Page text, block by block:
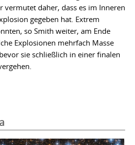
vermutet daher, dass es im Inneren
gegeben hat. Extrem
so Smith weiter, am Ende
Explosionen mehrfach Masse
sie schließlich in einer finalen